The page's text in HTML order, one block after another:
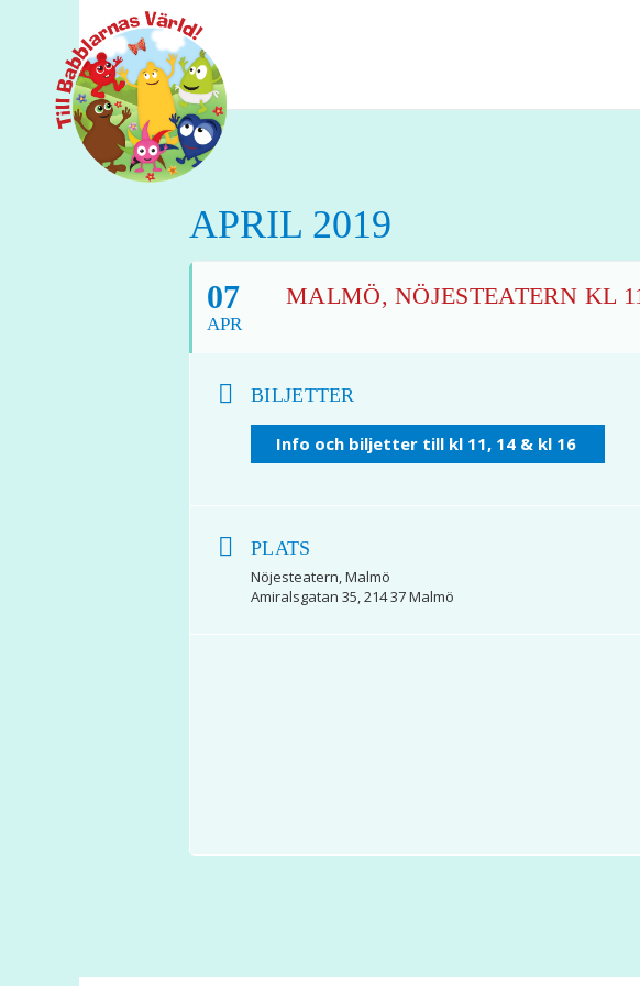
APRIL 2019
07
APR
MALMÖ, NÖJESTEATERN KL
BILJETTER
Info och biljetter till kl 11, 14 & kl 16
PLATS
Nöjesteatern, Malmö
Amiralsgatan 35, 214 37 Malmö